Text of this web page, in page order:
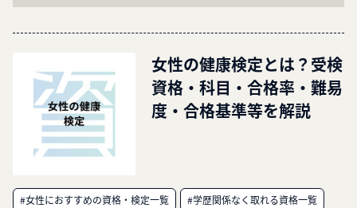
女性の健康検定とは？受検
資格・科目・合格率・難易
度・合格基準等を解説
#女性におすすめの資格・検定一覧
#学歴関係なく取れる資格一覧